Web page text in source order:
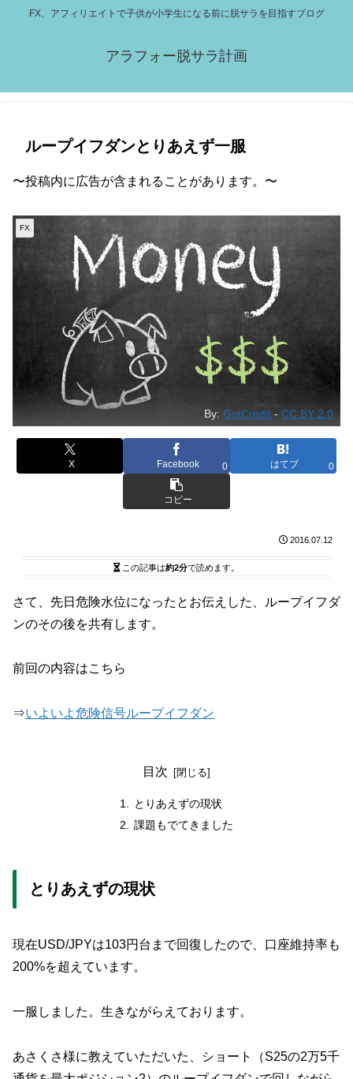
FX、アフィリエイトで子供が小学生になる前に脱サラを目指すブログ
アラフォー脱サラ計画
ループイフダンとりあえず一服
〜投稿内に広告が含まれることがあります。〜
FX
By:GotCredit -CC BY 2.0
X Facebook 0 はてブ 0
コピー
2016.07.12
この記事は約2分で読めます。
さて、先日危険水位になったとお伝えした、ループイフダ
ンのその後を共有します。
前回の内容はこちら
⇒いよいよ危険信号ループイフダン
目次
とりあえずの現状
課題もでてきました
とりあえずの現状
現在USD/JPYは103円台まで回復したので、口座維持率も
200%を超えています。
一服しました。生きながらえております。
あさくさ様に教えていただいた、ショート（S25の2万5千